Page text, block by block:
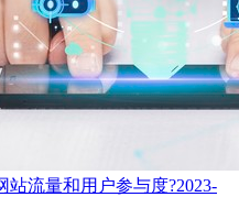
站流量和用户参与度?2023-